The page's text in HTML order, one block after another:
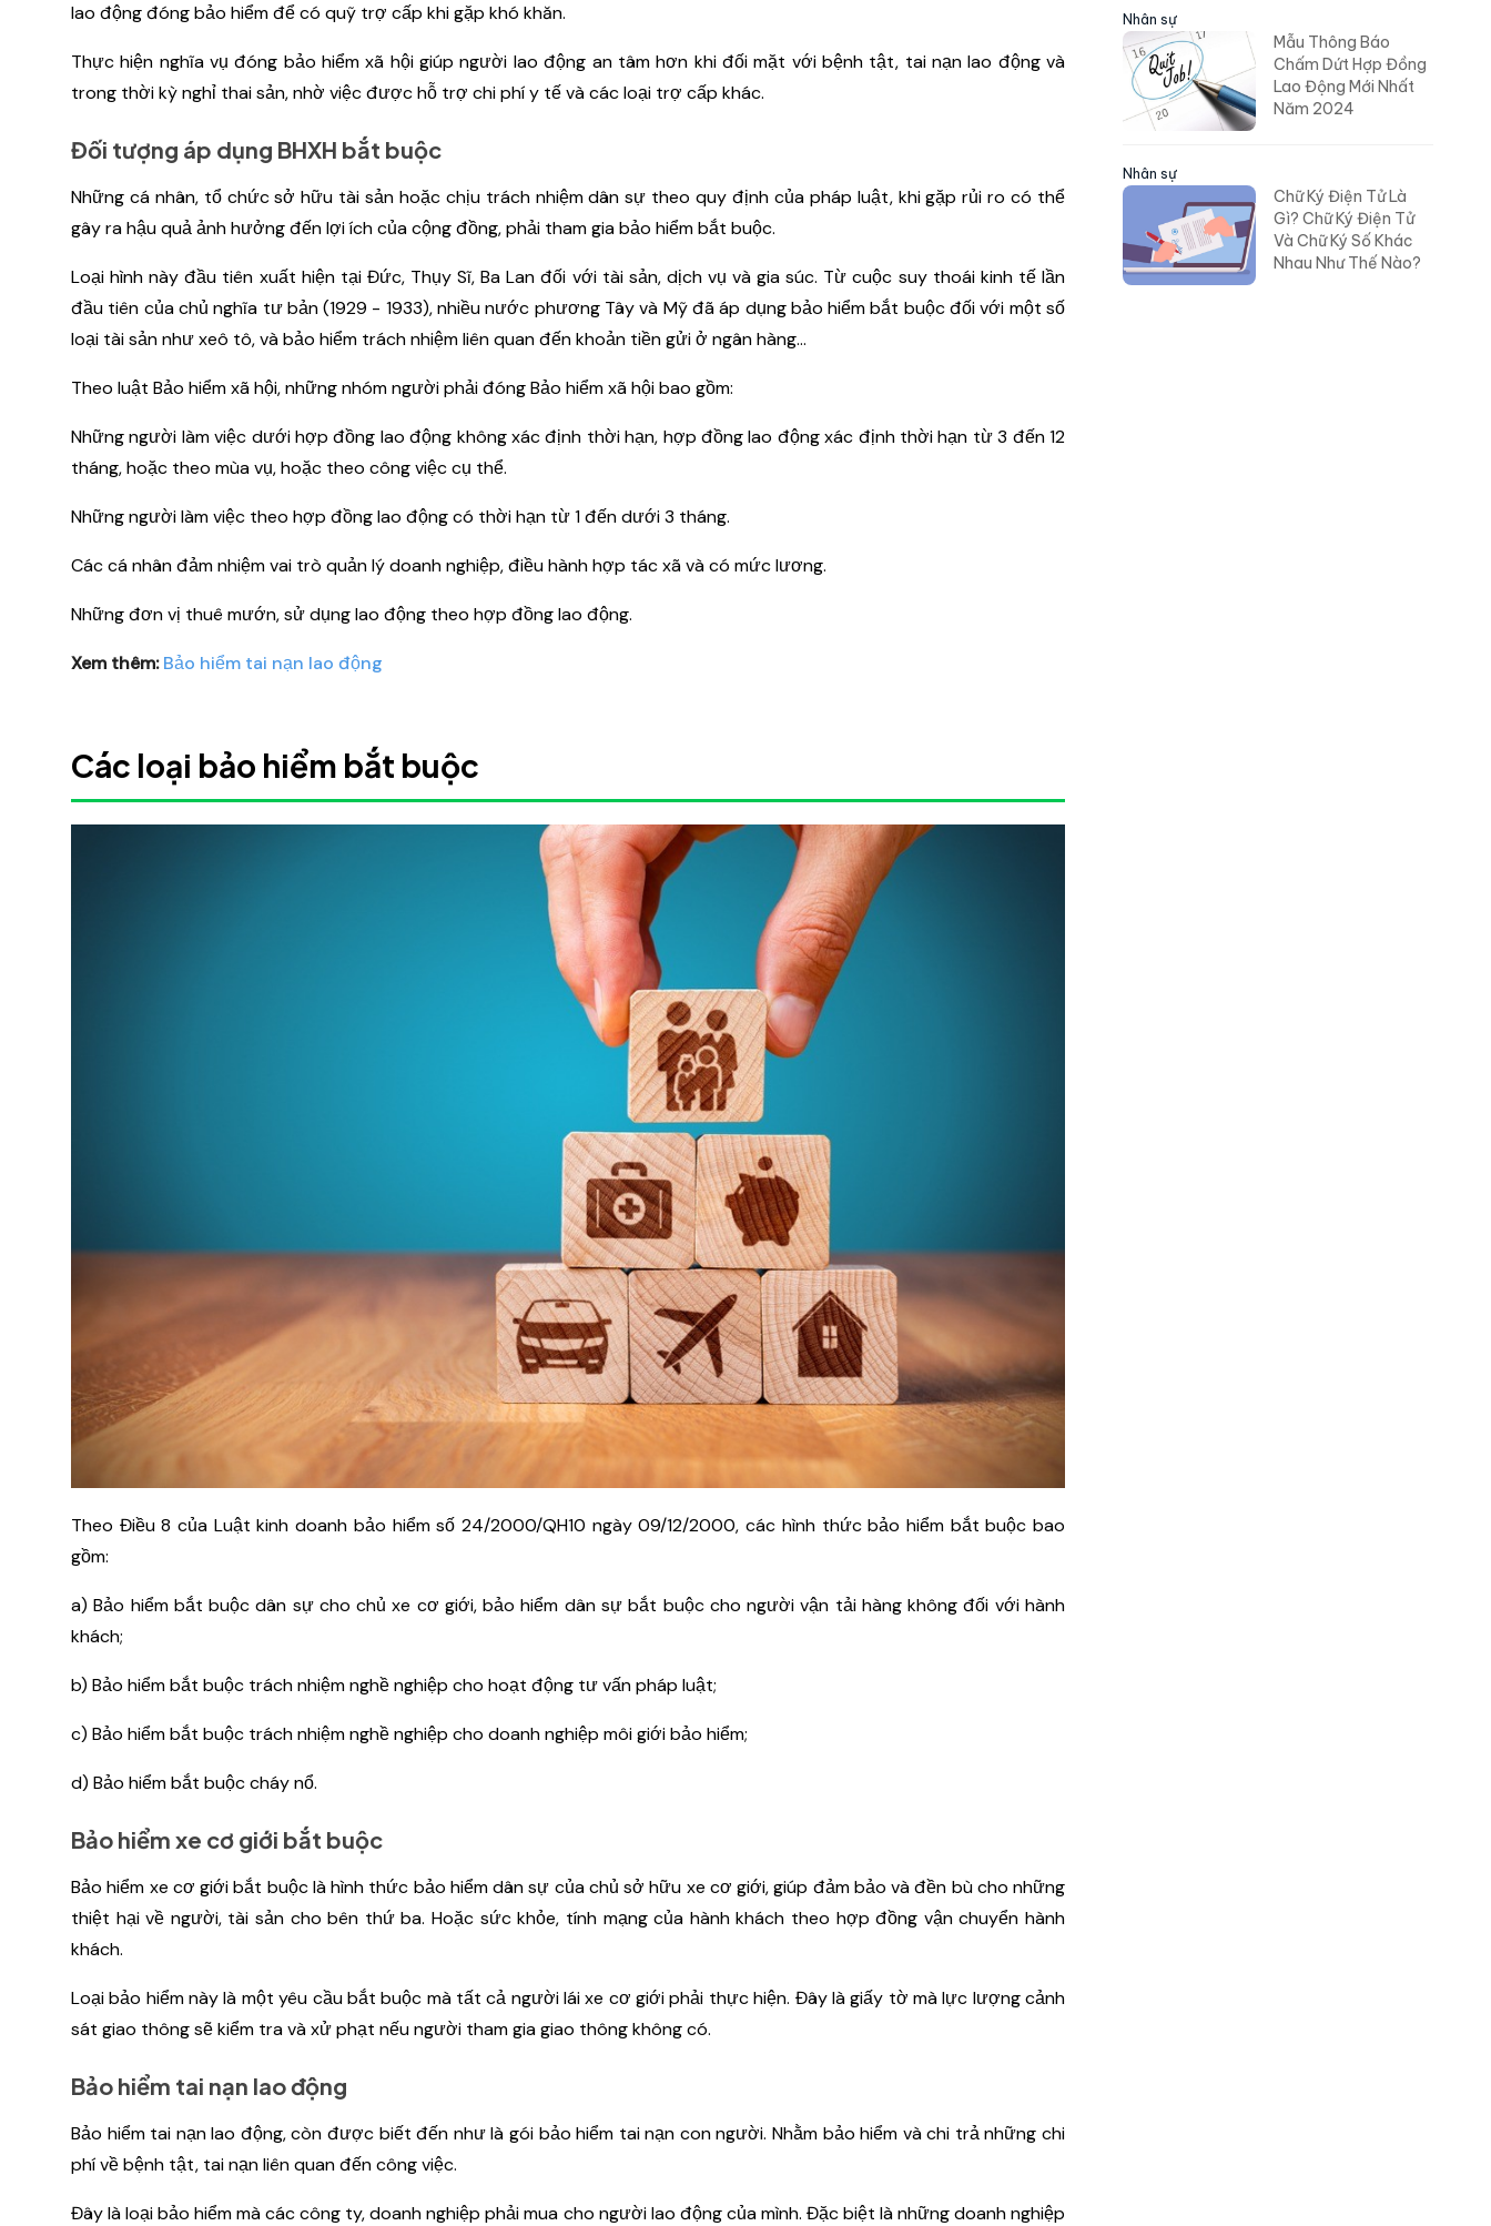
lao động đóng bảo hiểm để có quỹ trợ cấp khi gặp khó khăn.
Thực hiện nghĩa vụ đóng bảo hiểm xã hội giúp người lao động an tâm hơn khi đối mặt với bệnh tật, tai nạn lao động và
trong thời kỳ nghỉ thai sản, nhờ việc được hỗ trợ chi phí y tế và các loại trợ cấp khác.
Đối tượng áp dụng BHXH bắt buộc
Những cá nhân, tổ chức sở hữu tài sản hoặc chịu trách nhiệm dân sự theo quy định của pháp luật, khi gặp rủi ro có thể
gây ra hậu quả ảnh hưởng đến lợi ích của cộng đồng, phải tham gia bảo hiểm bắt buộc.
Loại hình này đầu tiên xuất hiện tại Đức, Thụy Sĩ, Ba Lan đối với tài sản, dịch vụ và gia súc. Từ cuộc suy thoái kinh tế lần
đầu tiên của chủ nghĩa tư bản (1929 - 1933), nhiều nước phương Tây và Mỹ đã áp dụng bảo hiểm bắt buộc đối với một số
loại tài sản như xeô tô, và bảo hiểm trách nhiệm liên quan đến khoản tiền gửi ở ngân hàng...
Theo luật Bảo hiểm xã hội, những nhóm người phải đóng Bảo hiểm xã hội bao gồm:
Những người làm việc dưới hợp đồng lao động không xác định thời hạn, hợp đồng lao động xác định thời hạn từ 3 đến 12
tháng, hoặc theo mùa vụ, hoặc theo công việc cụ thể.
Những người làm việc theo hợp đồng lao động có thời hạn từ 1 đến dưới 3 tháng.
Các cá nhân đảm nhiệm vai trò quản lý doanh nghiệp, điều hành hợp tác xã và có mức lương.
Những đơn vị thuê mướn, sử dụng lao động theo hợp đồng lao động.
Xem thêm: Bảo hiểm tai nạn lao động
Các loại bảo hiểm bắt buộc
Theo Điều 8 của Luật kinh doanh bảo hiểm số 24/2000/QH10 ngày 09/12/2000, các hình thức bảo hiểm bắt buộc bao
gồm:
a) Bảo hiểm bắt buộc dân sự cho chủ xe cơ giới, bảo hiểm dân sự bắt buộc cho người vận tải hàng không đối với hành
khách;
b) Bảo hiểm bắt buộc trách nhiệm nghề nghiệp cho hoạt động tư vấn pháp luật;
c) Bảo hiểm bắt buộc trách nhiệm nghề nghiệp cho doanh nghiệp môi giới bảo hiểm;
d) Bảo hiểm bắt buộc cháy nổ.
Bảo hiểm xe cơ giới bắt buộc
Bảo hiểm xe cơ giới bắt buộc là hình thức bảo hiểm dân sự của chủ sở hữu xe cơ giới, giúp đảm bảo và đền bù cho những
thiệt hại về người, tài sản cho bên thứ ba. Hoặc sức khỏe, tính mạng của hành khách theo hợp đồng vận chuyển hành
khách.
Loại bảo hiểm này là một yêu cầu bắt buộc mà tất cả người lái xe cơ giới phải thực hiện. Đây là giấy tờ mà lực lượng cảnh
sát giao thông sẽ kiểm tra và xử phạt nếu người tham gia giao thông không có.
Bảo hiểm tai nạn lao động
Bảo hiểm tai nạn lao động, còn được biết đến như là gói bảo hiểm tai nạn con người. Nhằm bảo hiểm và chi trả những chi
phí về bệnh tật, tai nạn liên quan đến công việc.
Đây là loại bảo hiểm mà các công ty, doanh nghiệp phải mua cho người lao động của mình. Đặc biệt là những doanh nghiệp
Nhân sự
Mẫu Thông Báo
Chấm Dứt Hợp Đồng
Lao Động Mới Nhất
Năm 2024
Nhân sự
Chữ Ký Điện Tử Là
Gì? Chữ Ký Điện Tử
Và Chữ Ký Số Khác
Nhau Như Thế Nào?